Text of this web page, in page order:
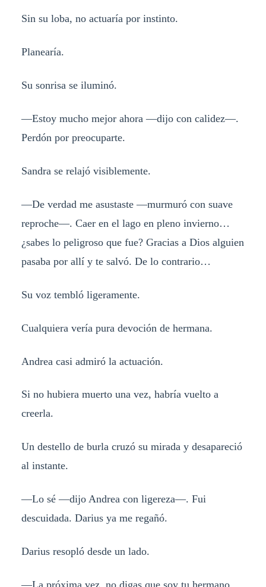
Sin su loba, no actuaría por instinto.
Planearía.
Su sonrisa se iluminó.
—Estoy mucho mejor ahora —dijo con calidez—.
Perdón por preocuparte.
Sandra se relajó visiblemente.
—De verdad me asustaste —murmuró con suave
reproche—. Caer en el lago en pleno invierno…
¿sabes lo peligroso que fue? Gracias a Dios alguien
pasaba por allí y te salvó. De lo contrario…
Su voz tembló ligeramente.
Cualquiera vería pura devoción de hermana.
Andrea casi admiró la actuación.
Si no hubiera muerto una vez, habría vuelto a
creerla.
Un destello de burla cruzó su mirada y desapareció
al instante.
—Lo sé —dijo Andrea con ligereza—. Fui
descuidada. Darius ya me regañó.
Darius resopló desde un lado.